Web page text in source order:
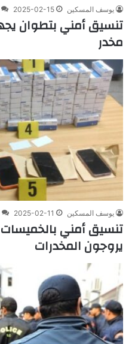
يوسف المسكين 2025-02-15
مخدر
يوسف المسكين 2025-02-11
تنسيق أمني
يروجون المخدرات